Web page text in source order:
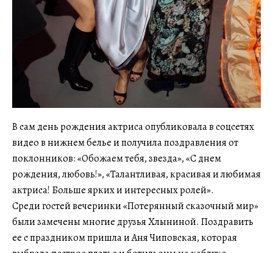
В сам день рождения актриса опубликовала в соцсетях
видео в нижнем белье и получила поздравления от
поклонников: «Обожаем тебя, звезда», «С днем
рождения, любовь!», «Талантливая, красивая и любимая
актриса! Больше ярких и интересных ролей».
Среди гостей вечеринки «Потерянный сказочный мир»
были замечены многие друзья Хлыниной. Поздравить
ее с праздником пришла и Аня Чиповская, которая